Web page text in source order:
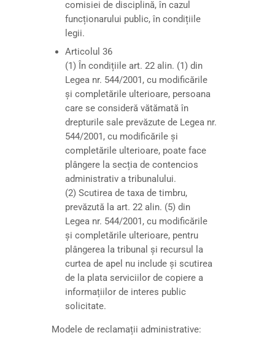
comisiei de disciplină, în cazul
funcționarului public, în condițiile
legii.
Articolul 36
(1) În condițiile art. 22 alin. (1) din
Legea nr. 544/2001, cu modificările
și completările ulterioare, persoana
care se consideră vătămată în
drepturile sale prevăzute de Legea nr.
544/2001, cu modificările și
completările ulterioare, poate face
plângere la secția de contencios
administrativ a tribunalului.
(2) Scutirea de taxa de timbru,
prevăzută la art. 22 alin. (5) din
Legea nr. 544/2001, cu modificările
și completările ulterioare, pentru
plângerea la tribunal și recursul la
curtea de apel nu include și scutirea
de la plata serviciilor de copiere a
informațiilor de interes public
solicitate.
Modele de reclamații administrative: